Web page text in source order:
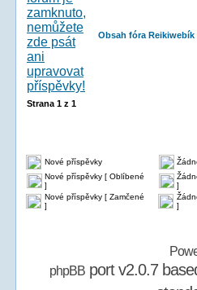
Obsah fóra Reikiwebík
Strana 1 z 1
Nové příspěvky
Nové příspěvky [ Oblíbené
]
]
Nové příspěvky [ Zamčené
]
]
phpBBport v2.0.7